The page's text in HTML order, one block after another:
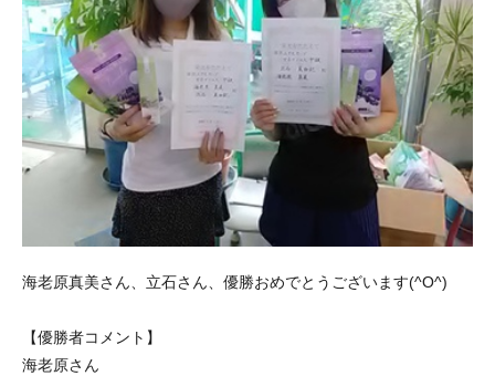
海老原真美さん、立石さん、優勝おめでとうございます(^O^)
【優勝者コメント】
海老原さん